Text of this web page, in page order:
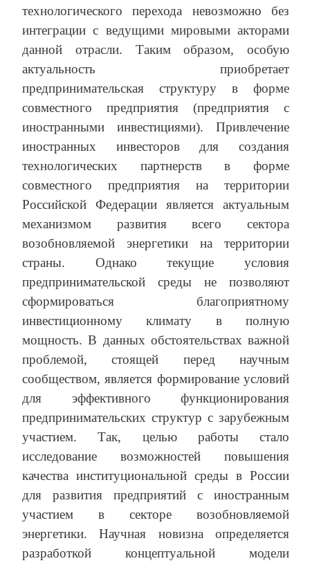
технологического перехода невозможно без
интеграции с ведущими мировыми акторами
данной отрасли. Таким образом, особую
актуальность приобретает
предпринимательская структуру в форме
совместного предприятия (предприятия с
иностранными инвестициями). Привлечение
иностранных инвесторов для создания
технологических партнерств в форме
совместного предприятия на территории
Российской Федерации является актуальным
механизмом развития всего сектора
возобновляемой энергетики на территории
страны. Однако текущие условия
предпринимательской среды не позволяют
сформироваться благоприятному
инвестиционному климату в полную
мощность. В данных обстоятельствах важной
проблемой, стоящей перед научным
сообществом, является формирование условий
для эффективного функционирования
предпринимательских структур с зарубежным
участием. Так, целью работы стало
исследование возможностей повышения
качества институциональной среды в России
для развития предприятий с иностранным
участием в секторе возобновляемой
энергетики. Научная новизна определяется
разработкой концептуальной модели